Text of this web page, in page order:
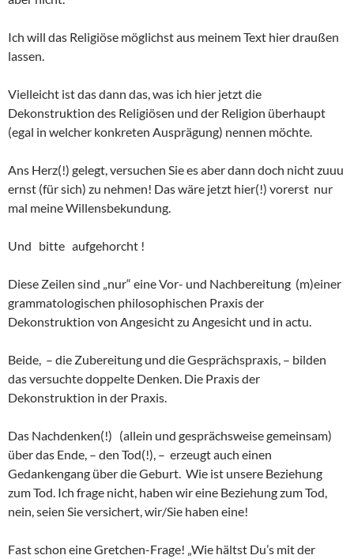
Ich will das Religiöse möglichst aus meinem Text hier draußen
lassen.
Vielleicht ist das dann das, was ich hier jetzt die
Dekonstruktion des Religiösen und der Religion überhaupt
(egal in welcher konkreten Ausprägung) nennen möchte.
Ans Herz(!) gelegt, versuchen Sie es aber dann doch nicht zuuu
ernst (für sich) zu nehmen! Das wäre jetzt hier(!) vorerst nur
mal meine Willensbekundung.
Und bitte aufgehorcht !
Diese Zeilen sind „nur“ eine Vor- und Nachbereitung (m)einer
grammatologischen philosophischen Praxis der
Dekonstruktion von Angesicht zu Angesicht und in actu.
Beide, – die Zubereitung und die Gesprächspraxis, – bilden
das versuchte doppelte Denken. Die Praxis der
Dekonstruktion in der Praxis.
Das Nachdenken(!) (allein und gesprächsweise gemeinsam)
über das Ende, – den Tod(!), – erzeugt auch einen
Gedankengang über die Geburt. Wie ist unsere Beziehung
zum Tod. Ich frage nicht, haben wir eine Beziehung zum Tod,
nein, seien Sie versichert, wir/Sie haben eine!
Fast schon eine Gretchen-Frage! „Wie hältst Du’s mit der